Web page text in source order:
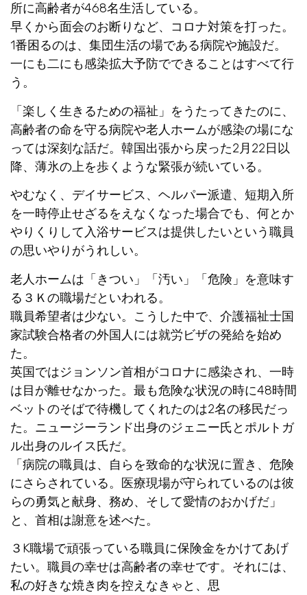
所に高齢者が468名生活している。
早くから面会のお断りなど、コロナ対策を打った。
1番困るのは、集団生活の場である病院や施設だ。
一にも二にも感染拡大予防でできることはすべて行
う。
「楽しく生きるための福祉」をうたってきたのに、
高齢者の命を守る病院や老人ホームが感染の場にな
っては深刻な話だ。韓国出張から戻った2月22日以
降、薄氷の上を歩くような緊張が続いている。
やむなく、デイサービス、ヘルパー派遣、短期入所
を一時停止せざるをえなくなった場合でも、何とか
やりくりして入浴サービスは提供したいという職員
の思いやりがうれしい。
老人ホームは「きつい」「汚い」「危険」を意味す
る３Ｋの職場だといわれる。
職員希望者は少ない。こうした中で、介護福祉士国
家試験合格者の外国人には就労ビザの発給を始め
た。
英国ではジョンソン首相がコロナに感染され、一時
は目が離せなかった。最も危険な状況の時に48時間
ベットのそばで待機してくれたのは2名の移民だっ
た。ニュージーランド出身のジェニー氏とポルトガ
ル出身のルイス氏だ。
「病院の職員は、自らを致命的な状況に置き、危険
にさらされている。医療現場が守られているのは彼
らの勇気と献身、務め、そして愛情のおかげだ」
と、首相は謝意を述べた。
３K職場で頑張っている職員に保険金をかけてあげ
たい。職員の幸せは高齢者の幸せです。それには、
私の好きな焼き肉を控えなきゃと、思